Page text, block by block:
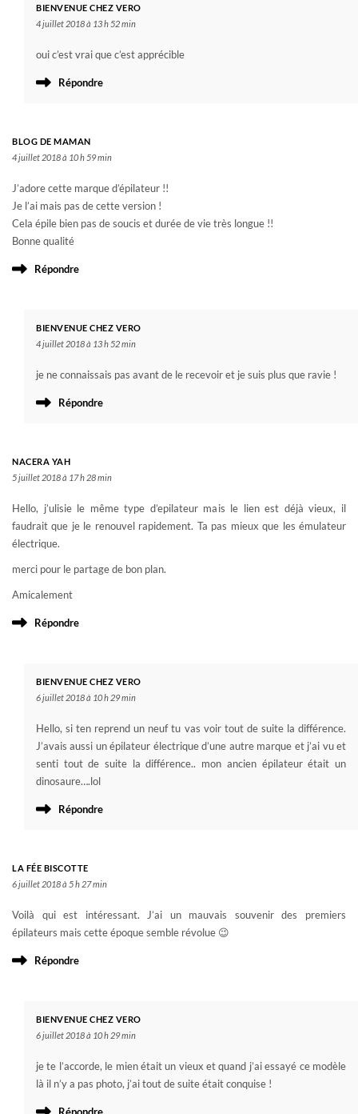
BIENVENUE CHEZ VERO
4 juillet 2018 à 13 h 52 min
oui c’est vrai que c’est apprécible
Répondre
BLOG DE MAMAN
4 juillet 2018 à 10 h 59 min
J’adore cette marque d’épilateur !!
Je l’ai mais pas de cette version !
Cela épile bien pas de soucis et durée de vie très longue !!
Bonne qualité
Répondre
BIENVENUE CHEZ VERO
4 juillet 2018 à 13 h 52 min
je ne connaissais pas avant de le recevoir et je suis plus que ravie !
Répondre
NACERA YAH
5 juillet 2018 à 17 h 28 min
Hello, j’ulisie le même type d’epilateur mais le lien est déjà vieux, il
faudrait que je le renouvel rapidement. Ta pas mieux que les émulateur
électrique.
merci pour le partage de bon plan.
Amicalement
Répondre
BIENVENUE CHEZ VERO
6 juillet 2018 à 10 h 29 min
Hello, si ten reprend un neuf tu vas voir tout de suite la différence.
J’avais aussi un épilateur électrique d’une autre marque et j’ai vu et
senti tout de suite la différence.. mon ancien épilateur était un
dinosaure….lol
Répondre
LA FÉE BISCOTTE
6 juillet 2018 à 5 h 27 min
Voilà qui est intéressant. J’ai un mauvais souvenir des premiers
épilateurs mais cette époque semble révolue 😉
Répondre
BIENVENUE CHEZ VERO
6 juillet 2018 à 10 h 29 min
je te l’accorde, le mien était un vieux et quand j’ai essayé ce modèle
là il n’y a pas photo, j’ai tout de suite était conquise !